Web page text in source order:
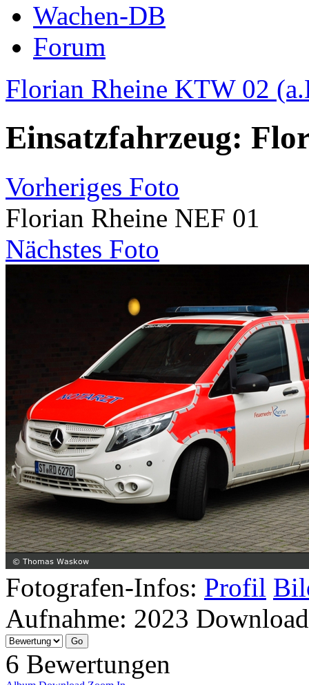
Wachen-DB
Forum
Florian Rheine KTW 02
Einsatzfahrzeug:
Vorheriges Foto
Florian Rheine NEF 01
Nächstes Foto
Fotografen-Infos: Profil
Aufnahme: 2023
6 Bewertungen